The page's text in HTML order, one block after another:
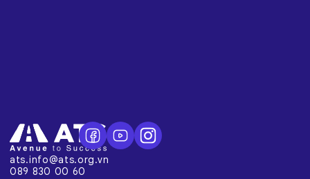
ats.info@ats.org.vn
089 830 00 60